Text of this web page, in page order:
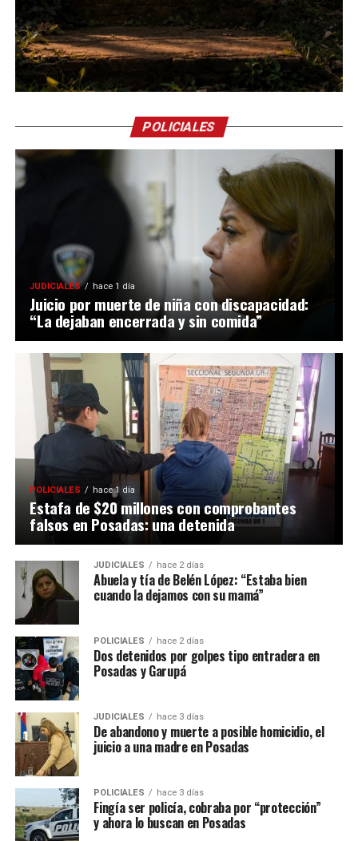
POLICIALES
JUDICIALES hace 1 día
Juicio por muerte de niña con discapacidad:
“La dejaban encerrada y sin comida”
POLICIALES hace 1 día
Estafa de $20 millones con comprobantes
falsos en Posadas: una detenida
JUDICIALES hace 2 días
Abuela y tía de Belén López: “Estaba bien
cuando la dejamos con su mamá”
POLICIALES hace 2 días
Dos detenidos por golpes tipo entradera en
Posadas y Garupá
JUDICIALES hace 3 días
De abandono y muerte a posible homicidio, el
juicio a una madre en Posadas
POLICIALES hace 3 días
Fingía ser policía, cobraba por “protección”
y ahora lo buscan en Posadas